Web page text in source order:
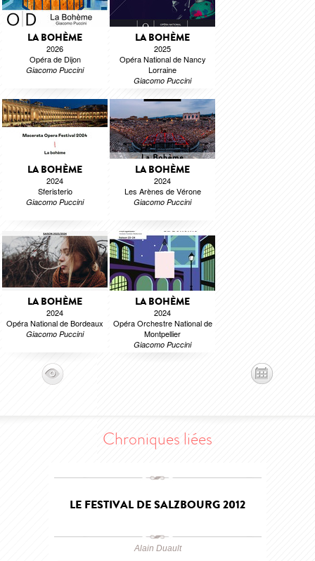
LA BOHÈME
2026
Opéra de Dijon
Giacomo Puccini
LA BOHÈME
2025
Opéra National de Nancy
Lorraine
Giacomo Puccini
LA BOHÈME
2024
Sferisterio
Giacomo Puccini
LA BOHÈME
2024
Les Arènes de Vérone
Giacomo Puccini
LA BOHÈME
2024
Opéra National de Bordeaux
Giacomo Puccini
LA BOHÈME
2024
Opéra Orchestre National de
Montpellier
Giacomo Puccini
Chroniques liées
LE FESTIVAL DE SALZBOURG 2012
Alain Duault